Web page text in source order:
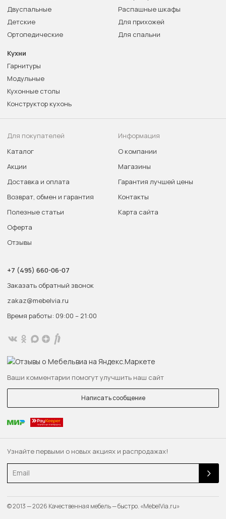
Узнайте первыми о новых акциях и распродажах!
Email
Двуспальные
Детские
Ортопедические
Распашные шкафы
Для прихожей
Для спальни
Кухни
Гарнитуры
Модульные
Кухонные столы
Конструктор кухонь
Для покупателей
Каталог
Акции
Доставка и оплата
Возврат, обмен и гарантия
Полезные статьи
Оферта
Отзывы
Информация
О компании
Магазины
Гарантия лучшей цены
Контакты
Карта сайта
+7 (495) 660-06-07
Заказать обратный звонок
zakaz@mebelvia.ru
Время работы: 09:00 – 21:00
Ваши комментарии помогут улучшить наш сайт
Написать сообщение
© 2013 — 2026 Качественная мебель — быстро. «MebelVia.ru»